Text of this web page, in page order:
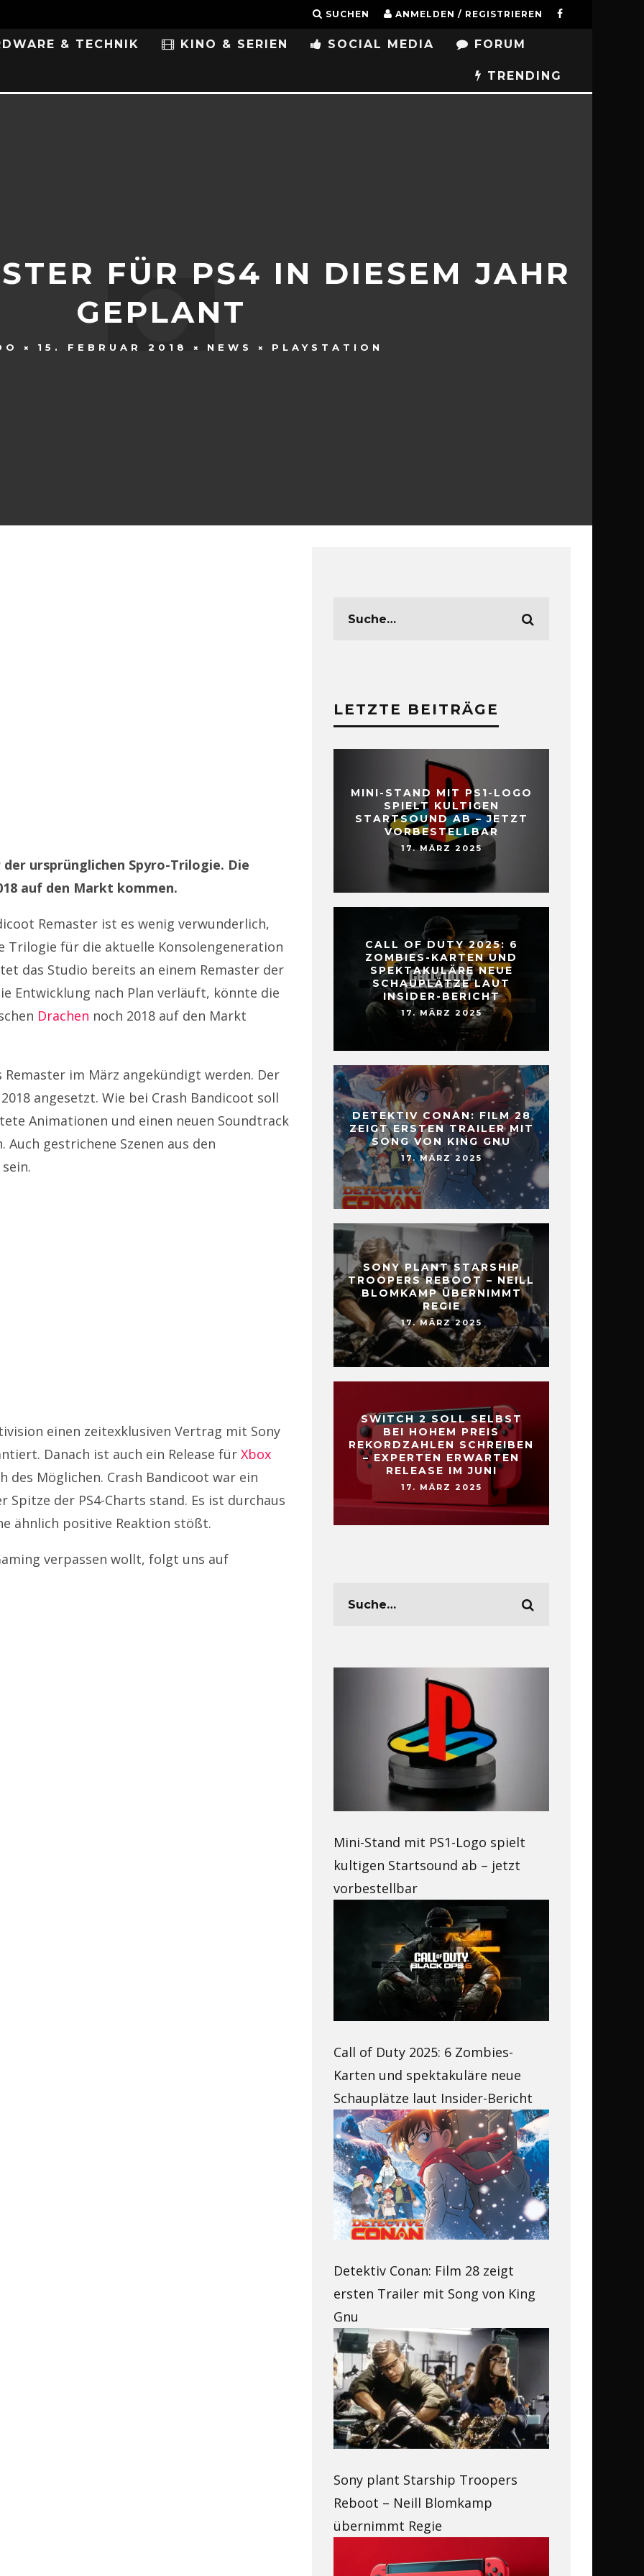
SUCHEN ANMELDEN / REGISTRIEREN
& TECHNIK KINO & SERIEN SOCIAL MEDIA FORUM
TRENDING
FÜR PS4 IN DIESEM JAHR
GEPLANT
15. FEBRUAR 2018 NEWS PLAYSTATION
ursprünglichen Spyro-Trilogie. Die
auf den Markt kommen.
Remaster ist es wenig verwunderlich,
Trilogie für die aktuelle Konsolengeneration
das Studio bereits an einem Remaster der
Entwicklung nach Plan verläuft, könnte die
Drachen noch 2018 auf den Markt
im März angekündigt werden. Der
angesetzt. Wie bei Crash Bandicoot soll
Animationen und einen neuen Soundtrack
gestrichene Szenen aus den
einen zeitexklusiven Vertrag mit Sony
Danach ist auch ein Release für Xbox
des Möglichen. Crash Bandicoot war ein
der PS4-Charts stand. Es ist durchaus
ähnlich positive Reaktion stößt.
verpassen wollt, folgt uns auf
LETZTE BEITRÄGE
MINI-STAND MIT PS1-LOGO
SPIELT KULTIGEN
STARTSOUND AB – JETZT
VORBESTELLBAR
17. MÄRZ 2025
CALL OF DUTY 2025: 6
ZOMBIES-KARTEN UND
SPEKTAKULÄRE NEUE
SCHAUPLÄTZE LAUT
INSIDER-BERICHT
17. MÄRZ 2025
DETEKTIV CONAN: FILM 28
ZEIGT ERSTEN TRAILER MIT
SONG VON KING GNU
17. MÄRZ 2025
SONY PLANT STARSHIP
TROOPERS REBOOT – NEILL
BLOMKAMP ÜBERNIMMT
REGIE
17. MÄRZ 2025
SWITCH 2 SOLL SELBST
BEI HOHEM PREIS
REKORDZAHLEN SCHREIBEN
– EXPERTEN ERWARTEN
RELEASE IM JUNI
17. MÄRZ 2025
Mini-Stand mit PS1-Logo spielt
kultigen Startsound ab – jetzt
vorbestellbar
Call of Duty 2025: 6 Zombies-
Karten und spektakuläre neue
Schauplätze laut Insider-Bericht
Detektiv Conan: Film 28 zeigt
ersten Trailer mit Song von King
Gnu
Sony plant Starship Troopers
Reboot – Neill Blomkamp
übernimmt Regie